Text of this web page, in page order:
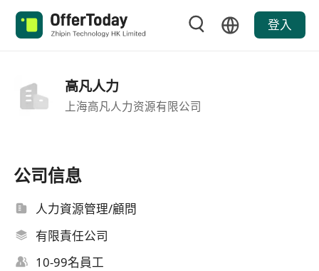
登入
高凡人力
上海高凡人力资源有限公司
公司信息
人力資源管理/顧問
有限責任公司
10-99名員工